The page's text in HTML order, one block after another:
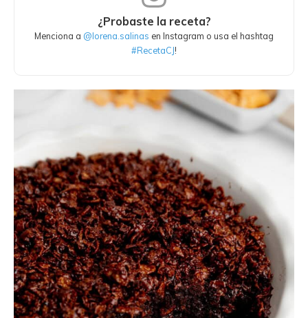
¿Probaste la receta?
Menciona a @lorena.salinas en Instagram o usa el hashtag
#RecetaCJ!